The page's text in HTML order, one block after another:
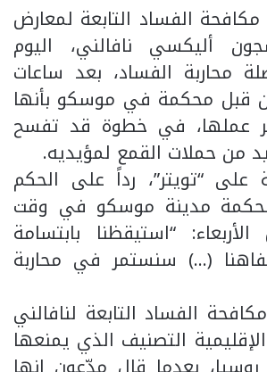
الفساد التابعة لمعارض
أليكسي نافالني، اليوم
محاربة الفساد، بعد ساعات
قبل محكمة في موسكو بأنها
عملها، في خطوة قد تفسح
من حملات القمع لمؤيديه.
على “تويتر”، رداً على الحكم
مدينة موسكو في وقت
“استيقظنا بابتسامة
(…) سنستمر في محاربة
الفساد التابعة لنافالني
التصنيف الذي يمنعها